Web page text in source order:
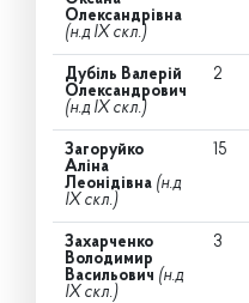
Олександрівна
(н.д IX скл.)
Дубіль Валерій
Олександрович
(н.д IX скл.)
2
Загоруйко
Аліна
Леонідівна (н.д
IX скл.)
15
Захарченко
Володимир
Васильович (н.д
IX скл.)
3